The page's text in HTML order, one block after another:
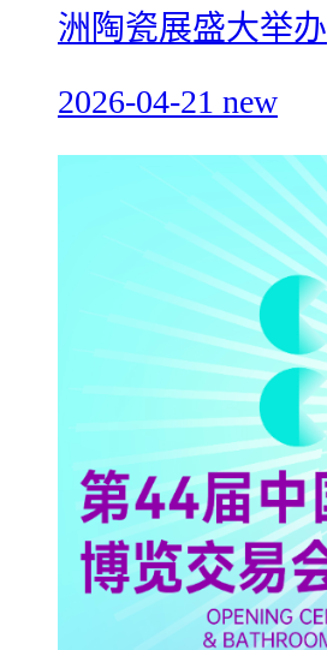
洲陶瓷展盛大举办
2026-04-21 new